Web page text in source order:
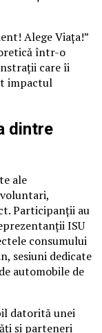
Alege Viața!”
într-o
care îi
impactul
dintre
ale
Participanții au
ISU
consumului
sesiuni dedicate
automobile de
datorită unei
și parteneri